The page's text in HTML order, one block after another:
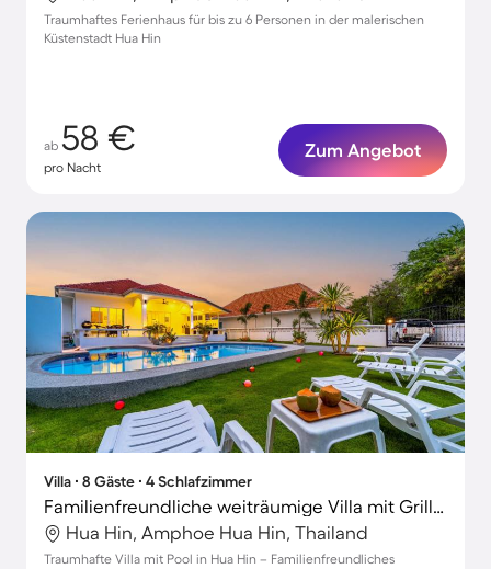
Traumhaftes Ferienhaus für bis zu 6 Personen in der malerischen
Küstenstadt Hua Hin
ab 58 €
pro Nacht
Zum Angebot
Villa ∙ 8 Gäste ∙ 4 Schlafzimmer
Familienfreundliche weiträumige Villa mit Grill, Pool und Garten
Hua Hin, Amphoe Hua Hin, Thailand
Traumhafte Villa mit Pool in Hua Hin – Familienfreundliches